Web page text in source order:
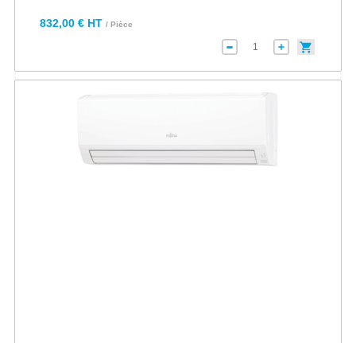
832,00 € HT / Pièce